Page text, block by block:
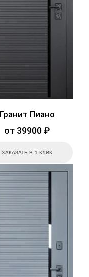
Гранит Пиано
от 39900 ₽
ЗАКАЗАТЬ В 1 КЛИК